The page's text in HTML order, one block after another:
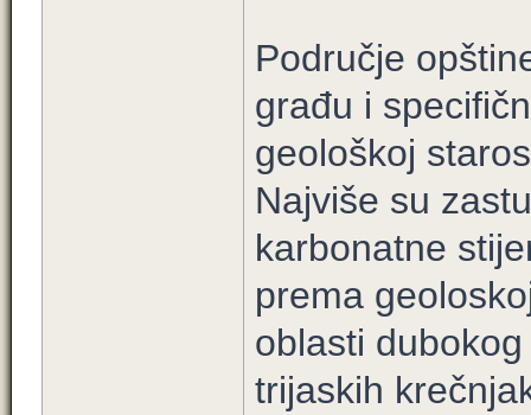
Područje
građu i
geološkoj
Najviše su
karbonatne
prema
oblasti
trijaskih